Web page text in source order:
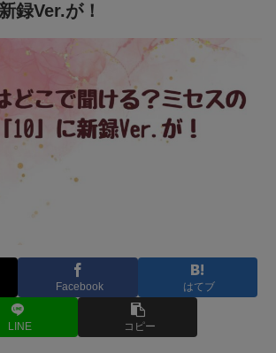
録Ver.が！
Facebook はてブ
LINE コピー